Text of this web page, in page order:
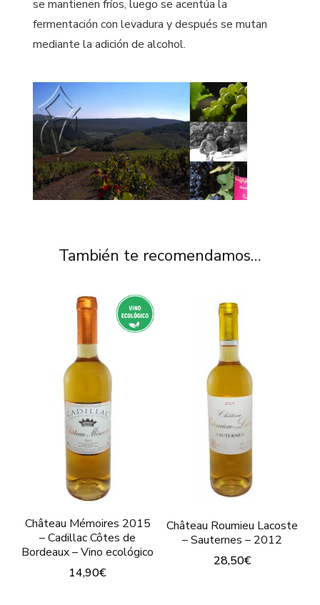
se mantienen fríos, luego se acentúa la
fermentación con levadura y después se mutan
mediante la adición de alcohol.
También te recomendamos…
Château Mémoires 2015
– Cadillac Côtes de
Bordeaux – Vino ecológico
14,90€
Château Roumieu Lacoste
– Sauternes – 2012
28,50€